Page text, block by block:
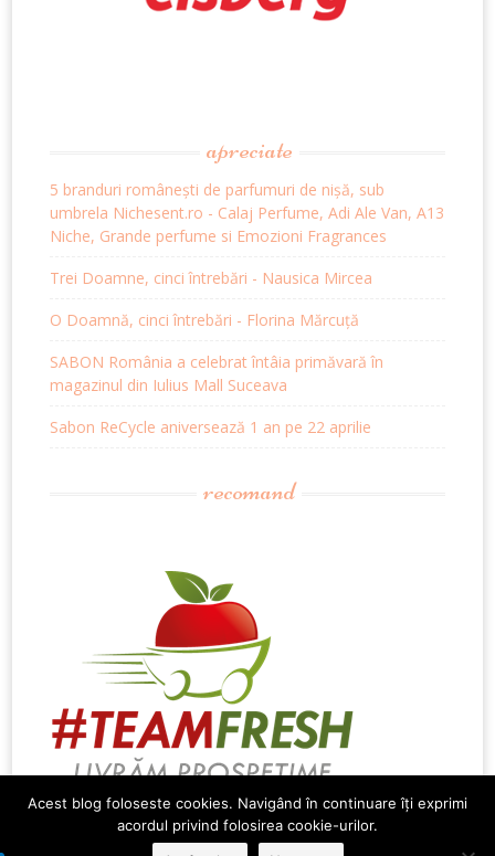
apreciate
5 branduri românești de parfumuri de nișă, sub
umbrela Nichesent.ro - Calaj Perfume, Adi Ale Van, A13
Niche, Grande perfume si Emozioni Fragrances
Trei Doamne, cinci întrebări - Nausica Mircea
O Doamnă, cinci întrebări - Florina Mărcuță
SABON România a celebrat întâia primăvară în
magazinul din Iulius Mall Suceava
Sabon ReCycle aniversează 1 an pe 22 aprilie
recomand
Acest blog foloseste cookies. Navigând în continuare îți exprimi
acordul privind folosirea cookie-urilor.